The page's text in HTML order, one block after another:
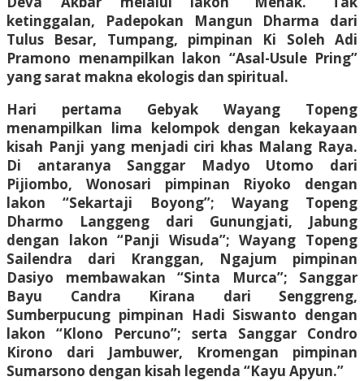
ketinggalan, Padepokan Mangun Dharma dari
Tulus Besar, Tumpang, pimpinan Ki Soleh Adi
Pramono menampilkan lakon “Asal-Usule Pring”
yang sarat makna ekologis dan spiritual.
Hari pertama Gebyak Wayang Topeng
menampilkan lima kelompok dengan kekayaan
kisah Panji yang menjadi ciri khas Malang Raya.
Di antaranya Sanggar Madyo Utomo dari
Pijiombo, Wonosari pimpinan Riyoko dengan
lakon “Sekartaji Boyong”; Wayang Topeng
Dharmo Langgeng dari Gunungjati, Jabung
dengan lakon “Panji Wisuda”; Wayang Topeng
Sailendra dari Kranggan, Ngajum pimpinan
Dasiyo membawakan “Sinta Murca”; Sanggar
Bayu Candra Kirana dari Senggreng,
Sumberpucung pimpinan Hadi Siswanto dengan
lakon “Klono Percuno”; serta Sanggar Condro
Kirono dari Jambuwer, Kromengan pimpinan
Sumarsono dengan kisah legenda “Kayu Apyun.”